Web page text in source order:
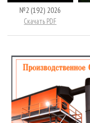
№2 (192) 2026
Скачать PDF